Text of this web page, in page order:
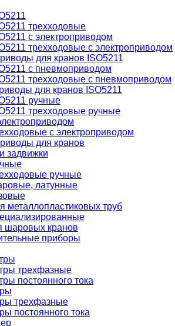
трехходовые
с электроприводом
трехходовые с электроприводом
для кранов ISO5211
с пневмоприводом
трехходовые с пневмоприводом
для кранов ISO5211
ручные
трехходовые ручные
с электроприводом
для кранов
задвижки
ручные
латунные
металлопластиковых труб
шаровых кранов
приборы
трехфазные
постоянного тока
трехфазные
постоянного тока